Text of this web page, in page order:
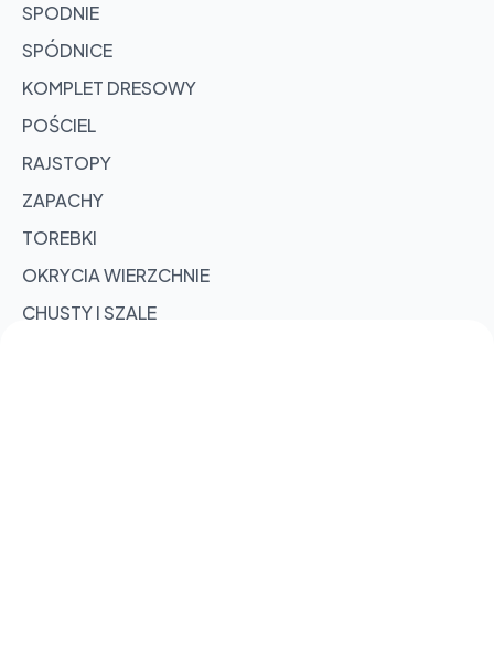
SPODNIE
SPÓDNICE
KOMPLET DRESOWY
POŚCIEL
RAJSTOPY
ZAPACHY
TOREBKI
OKRYCIA WIERZCHNIE
CHUSTY I SZALE